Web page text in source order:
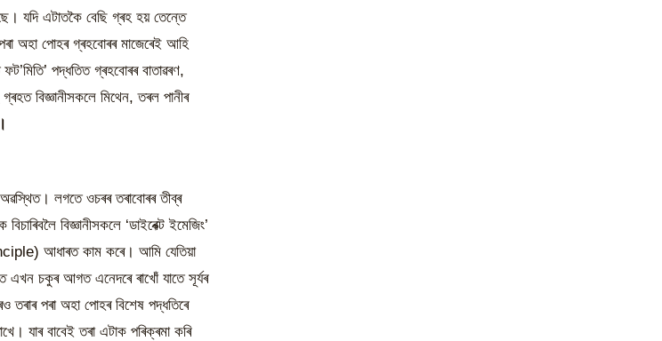
যদি এটাতকৈ বেছি গ্ৰহ হয় তেন্তে
অহা পোহৰ গ্ৰহবোৰৰ মাজেৰেই আহি
পদ্ধতিত গ্ৰহবোৰৰ বাতাৱৰণ,
বিজ্ঞানীসকলে মিথেন, তৰল পানীৰ
লগতে ওচৰৰ তৰাবোৰৰ তীব্ৰ
বিজ্ঞানীসকলে ‘ডাইৰেক্ট ইমেজিং’
আধাৰত কাম কৰে। আমি যেতিয়া
এখন চকুৰ আগত এনেদৰে ৰাখোঁ যাতে সূৰ্যৰ
তৰাৰ পৰা অহা পোহৰ বিশেষ পদ্ধতিৰে
যাৰ বাবেই তৰা এটাক পৰিক্ৰমা কৰি